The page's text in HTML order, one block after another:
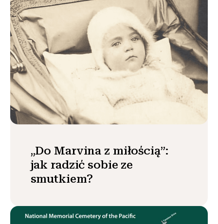
„Do Marvina z miłością”:
jak radzić sobie ze
smutkiem?